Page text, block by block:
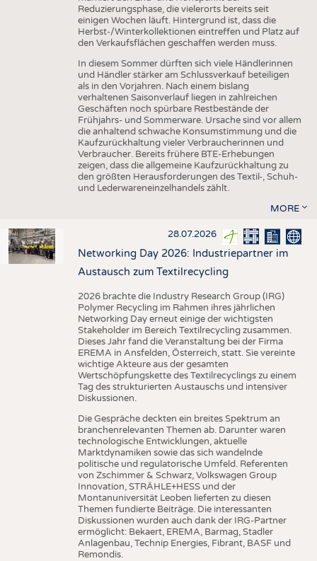
Reduzierungsphase, die vielerorts bereits seit
einigen Wochen läuft. Hintergrund ist, dass die
Herbst-/Winterkollektionen eintreffen und Platz auf
den Verkaufsflächen geschaffen werden muss.
In diesem Sommer dürften sich viele Händlerinnen
und Händler stärker am Schlussverkauf beteiligen
als in den Vorjahren. Nach einem bislang
verhaltenen Saisonverlauf liegen in zahlreichen
Geschäften noch spürbare Restbestände der
Frühjahrs- und Sommerware. Ursache sind vor allem
die anhaltend schwache Konsumstimmung und die
Kaufzurückhaltung vieler Verbraucherinnen und
Verbraucher. Bereits frühere BTE-Erhebungen
zeigen, dass die allgemeine Kaufzurückhaltung zu
den größten Herausforderungen des Textil-, Schuh-
und Lederwareneinzelhandels zählt.
MORE
28.07.2026
Networking Day 2026: Industriepartner im
Austausch zum Textilrecycling
2026 brachte die Industry Research Group (IRG)
Polymer Recycling im Rahmen ihres jährlichen
Networking Day erneut einige der wichtigsten
Stakeholder im Bereich Textilrecycling zusammen.
Dieses Jahr fand die Veranstaltung bei der Firma
EREMA in Ansfelden, Österreich, statt. Sie vereinte
wichtige Akteure aus der gesamten
Wertschöpfungskette des Textilrecyclings zu einem
Tag des strukturierten Austauschs und intensiver
Diskussionen.
Die Gespräche deckten ein breites Spektrum an
branchenrelevanten Themen ab. Darunter waren
technologische Entwicklungen, aktuelle
Marktdynamiken sowie das sich wandelnde
politische und regulatorische Umfeld. Referenten
von Zschimmer & Schwarz, Volkswagen Group
Innovation, STRÄHLE+HESS und der
Montanuniversität Leoben lieferten zu diesen
Themen fundierte Beiträge. Die interessanten
Diskussionen wurden auch dank der IRG-Partner
ermöglicht: Bekaert, EREMA, Barmag, Stadler
Anlagenbau, Technip Energies, Fibrant, BASF und
Remondis.